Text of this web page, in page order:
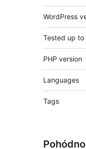
WordPress
Tested up to
PHP version
Languages
Tags